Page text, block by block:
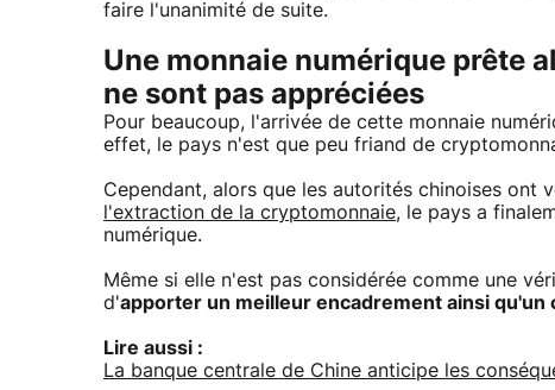
faire l'unanimité de suite.
Une monnaie numérique prête
ne sont pas appréciées
Pour beaucoup, l'arrivée de cette monnaie
effet, le pays n'est que peu friand de
Cependant, alors que les autorités chinoises ont
l'extraction de la cryptomonnaie, le pays a
numérique.
Même si elle n'est pas considérée comme une
d'apporter un meilleur encadrement ainsi qu'un
Lire aussi :
La banque centrale de Chine anticipe les